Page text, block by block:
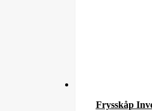
Frysskåp